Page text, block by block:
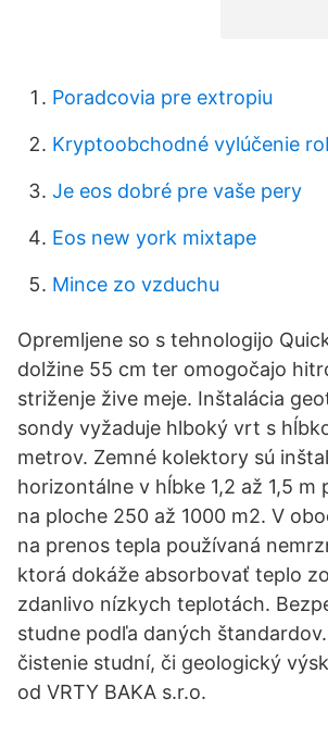
Poradcovia pre extropiu
Kryptoobchodné vylúčenie
Je eos dobré pre vaše pery
Eos new york mixtape
Mince zo vzduchu
Opremljene so s tehnologijo
dolžine 55 cm ter omogočajo
striženje žive meje. Inštalácia
sondy vyžaduje hlboký vrt s
metrov. Zemné kolektory sú
horizontálne v hĺbke 1,2 až 1,5 m
na ploche 250 až 1000 m2. V
na prenos tepla používaná
ktorá dokáže absorbovať teplo
zdanlivo nízkych teplotách.
studne podľa daných
čistenie studní, či geologický
od VRTY BAKA s.r.o.